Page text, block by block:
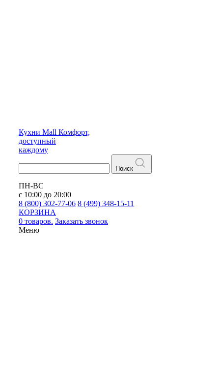
Кухни Mall Комфорт,
доступный
каждому
Поиск
ПН-ВС
с 10:00 до 20:00
8 (800) 302-77-06 8 (499) 348-15-11
КОРЗИНА
0 товаров. Заказать звонок
Меню